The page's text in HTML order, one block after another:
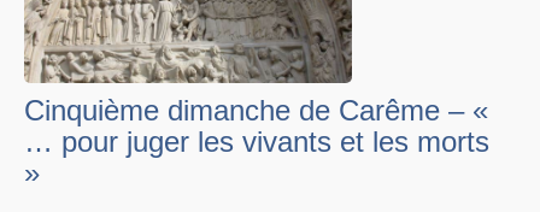
Cinquième dimanche de Carême – «
… pour juger les vivants et les morts
»